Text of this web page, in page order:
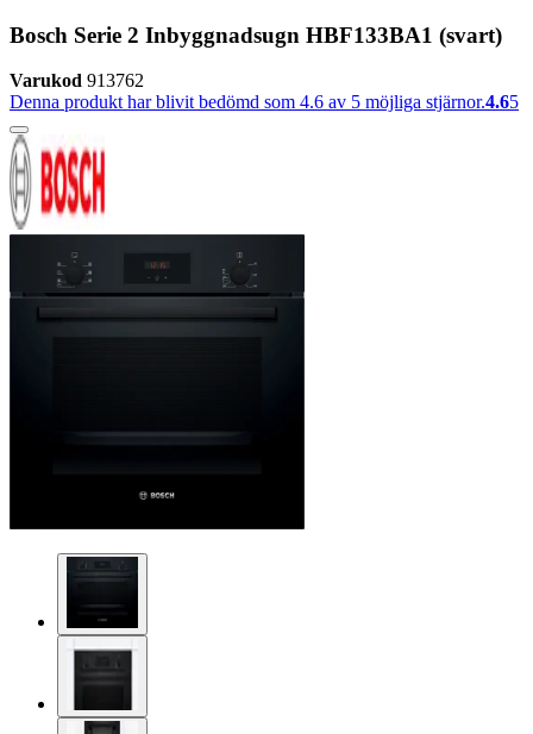
Bosch Serie 2 Inbyggnadsugn HBF133BA1 (svart)
Varukod 913762
Denna produkt har blivit bedömd som 4.6 av 5 möjliga stjärnor.4.65